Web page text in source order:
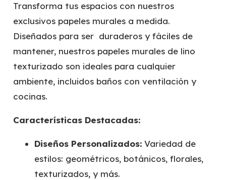
Transforma tus espacios con nuestros
exclusivos papeles murales a medida.
Diseñados para ser duraderos y fáciles de
mantener, nuestros papeles murales de lino
texturizado son ideales para cualquier
ambiente, incluidos baños con ventilación y
cocinas.
Características Destacadas:
Diseños Personalizados: Variedad de
estilos: geométricos, botánicos, florales,
texturizados, y más.